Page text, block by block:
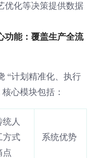
优化等决策提供数据
功能：覆盖生产全流
“计划精准化、执行
心模块包括：
统人
方式
点
系统优势